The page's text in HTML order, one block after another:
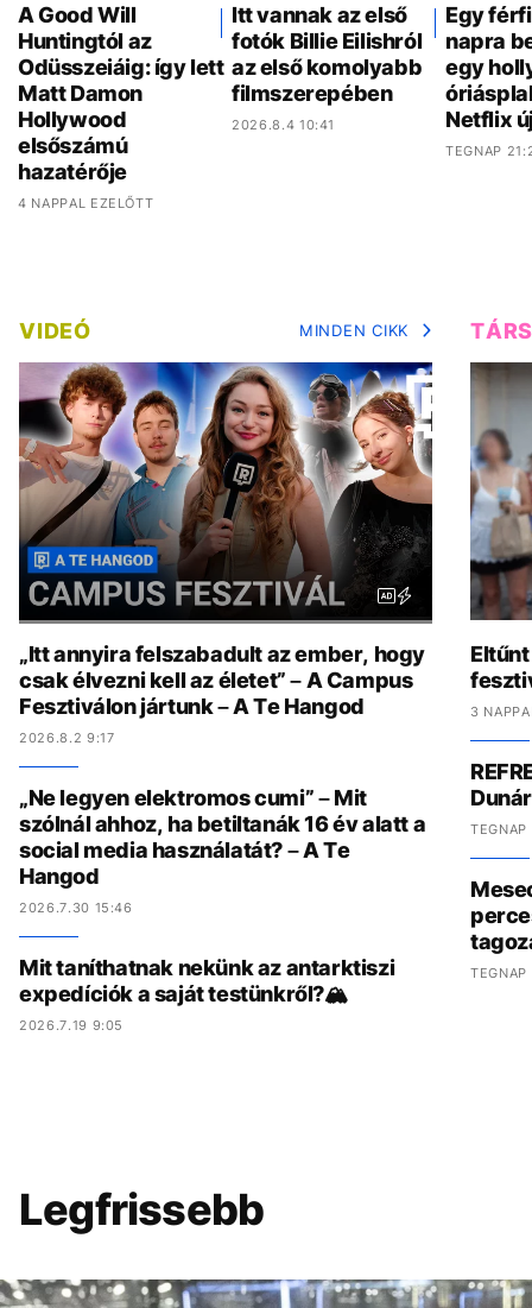
A Good Will
Huntingtól az
Odüsszeiáig: így lett
Matt Damon
Hollywood
elsőszámú
hazatérője
4 NAPPAL EZELŐTT
Itt vannak az első
fotók Billie Eilishról
az első komolyabb
filmszerepében
2026.8.4 10:41
Egy
napra
egy
Netflix
TEGNAP
VIDEÓ MINDEN CIKK
„Itt annyira felszabadult az ember, hogy
csak élvezni kell az életet” – A Campus
Fesztiválon jártunk – A Te Hangod
2026.8.2 9:17
„Ne legyen elektromos cumi” – Mit
szólnál ahhoz, ha betiltanák 16 év alatt a
social media használatát? – A Te
Hangod
2026.7.30 15:46
Mit taníthatnak nekünk az antarktiszi
expedíciók a saját testünkről?🏔️
2026.7.19 9:05
3
Legfrissebb